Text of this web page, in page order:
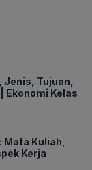
Tujuan,
Ekonomi Kelas
Kuliah,
Kerja